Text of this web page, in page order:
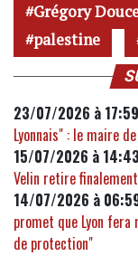
Grégory
palestine
23/07/2026 à
Lyonnais" : le maire
15/07/2026 à
Velin retire
14/07/2026 à
promet que Lyon
de protection"